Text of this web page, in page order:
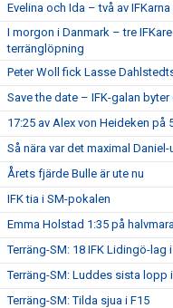
Evelina och Ida – två av
I morgon i Danmark – tre
terränglöpning
Peter Woll fick Lasse
Save the date – IFK-galan
17:25 av Alex von Heideken på
Så nära var det maximal
Årets fjärde Bulle är ute nu
IFK tia i SM-pokalen
Emma Holstad 1:35 på
Terräng-SM: 18 IFK Lidingö-lag
Terräng-SM: Luddes sista lopp
Terräng-SM: Tilda sjua i F15